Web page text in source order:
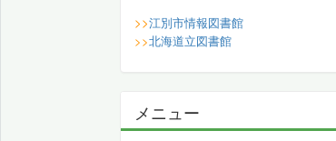
>>江別市情報図書館
>>北海道立図書館
メニュー